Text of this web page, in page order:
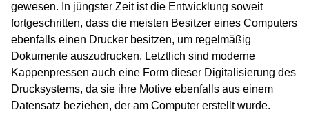
gewesen. In jüngster Zeit ist die Entwicklung soweit
fortgeschritten, dass die meisten Besitzer eines Computers
ebenfalls einen Drucker besitzen, um regelmäßig
Dokumente auszudrucken. Letztlich sind moderne
Kappenpressen auch eine Form dieser Digitalisierung des
Drucksystems, da sie ihre Motive ebenfalls aus einem
Datensatz beziehen, der am Computer erstellt wurde.